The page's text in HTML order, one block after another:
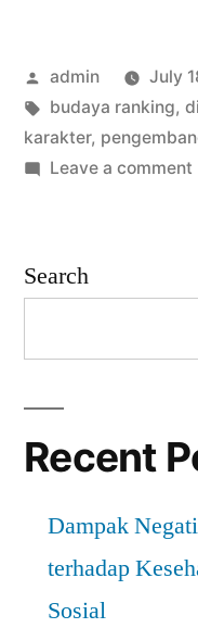
Posted
by
admin July
Tags:
budaya ranking,
karakter,
Leave a comment
Search
Recent
Dampak
terhadap
Sosial